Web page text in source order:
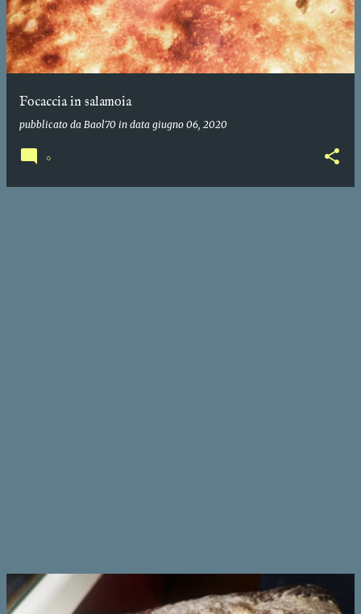
Focaccia in salamoia
pubblicato da Baol70 in data giugno 06, 2020
0